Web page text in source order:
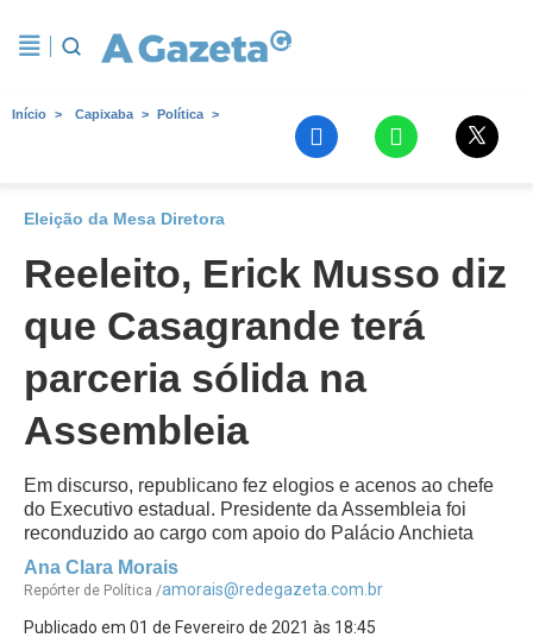
Início Capixaba Política
Eleição da Mesa Diretora
Reeleito, Erick Musso diz
que Casagrande terá
parceria sólida na
Assembleia
Em discurso, republicano fez elogios e acenos ao chefe
do Executivo estadual. Presidente da Assembleia foi
reconduzido ao cargo com apoio do Palácio Anchieta
Ana Clara Morais
Repórter de Política /amorais@redegazeta.com.br
Publicado em 01 de Fevereiro de 2021 às 18:45